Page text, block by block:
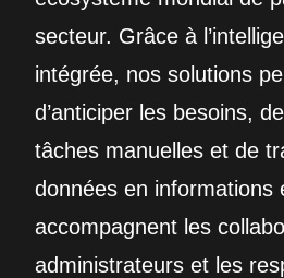
secteur. Grâce à
intégrée, nos solutions
d’anticiper les besoins,
tâches manuelles et de
données en informations
accompagnent les
administrateurs et les